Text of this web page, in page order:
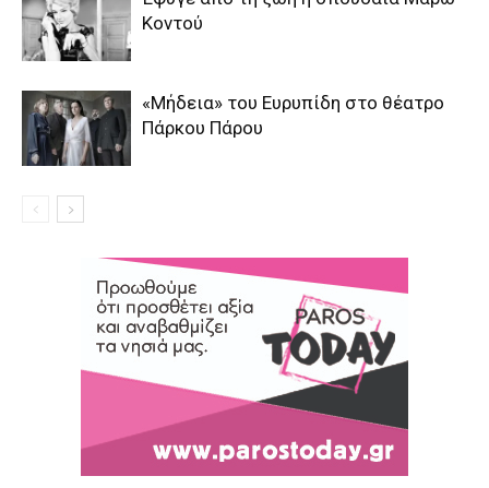
Κοντού
«Μήδεια» του Ευρυπίδη στο θέατρο
Πάρκου Πάρου